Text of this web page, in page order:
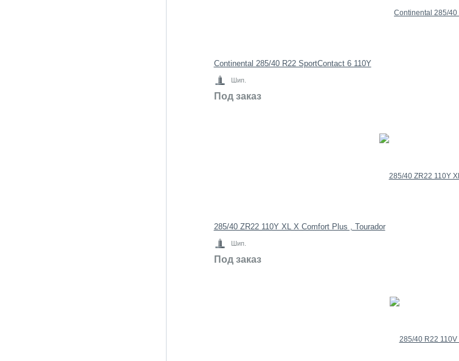
Continental 285/40 R22 SportContact 6 110Y
Шип.
Под заказ
285/40 ZR22 110Y XL X Comfort Plus , Tourador
Шип.
Под заказ